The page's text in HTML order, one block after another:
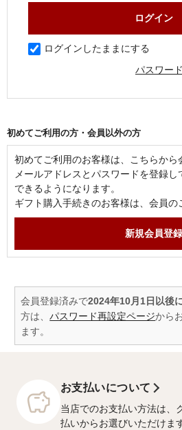
ログインしたままにする
パスワー
初めてご利用の方・会員以外の方
初めてご利用のお客様は、こちらから
メールアドレスとパスワードを登録
できるようになります。
ギフト購入手続きのお客様は、会員の
会員登録済みで2024年10月1日以後
方は、パスワード再設定ページから
ます。
お支払いについて
当店でのお支払い方法は、
払いからお選びいただけま